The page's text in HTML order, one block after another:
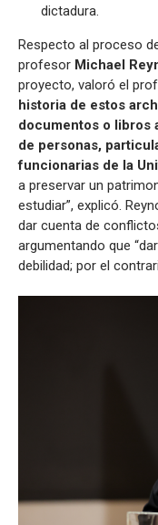
dictadura.
Respecto al proceso
profesor Michael
proyecto, valoró el
historia de estos
documentos o libros
de personas,
funcionarias de la
a preservar un
estudiar”, explicó.
dar cuenta de
argumentando que
debilidad; por el